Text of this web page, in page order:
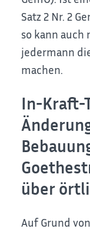
Satz 2 Nr. 2
so kann auch
jedermann
machen.
In-Kraft-
über
Auf Grund